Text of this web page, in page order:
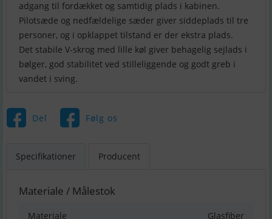
adgang til fordækket og samtidig plads i kabinen.
Pilotsæde og nedfældelige sæder giver siddeplads til tre
personer, og i opklappet tilstand er der ekstra plads.
Det stabile V-skrog med lille køl giver behagelig sejlads i
bølger, god stabilitet ved stilleliggende og godt greb i
vandet i sving.
Del Følg os
Specifikationer Producent
Materiale / Målestok
Materiale Glasfiber